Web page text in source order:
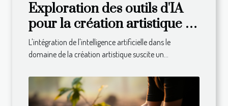
Exploration des outils d'IA
pour la création artistique :
avantages et limites
L'intégration de l'intelligence artificielle dans le
domaine de la création artistique suscite un...